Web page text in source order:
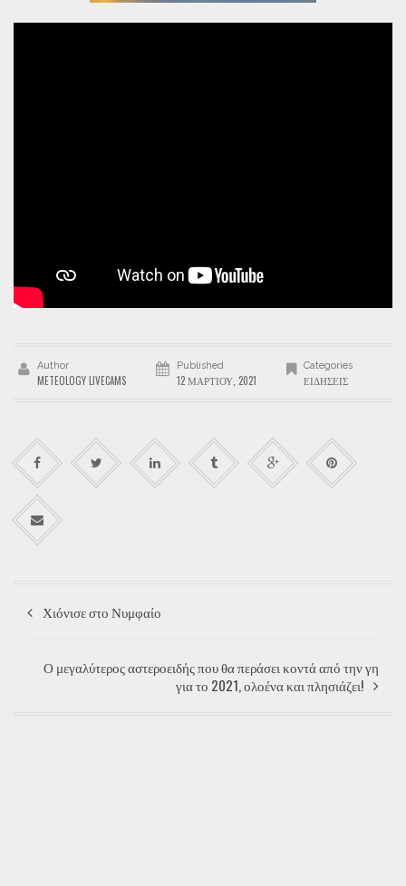
Author
METEOLOGY LIVECAMS
Published
12 ΜΑΡΤΊΟΥ, 2021
Categories
ΕΙΔΉΣΕΙΣ
Χιόνισε στο Νυμφαίο
Ο μεγαλύτερος αστεροειδής που θα περάσει κοντά από την γη
για το 2021, ολοένα και πλησιάζει!